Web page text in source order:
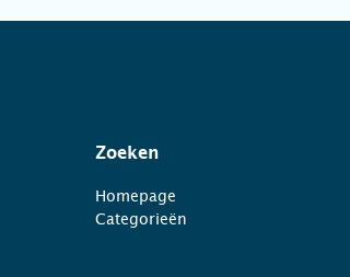
Zoeken
Homepage
Categorieën